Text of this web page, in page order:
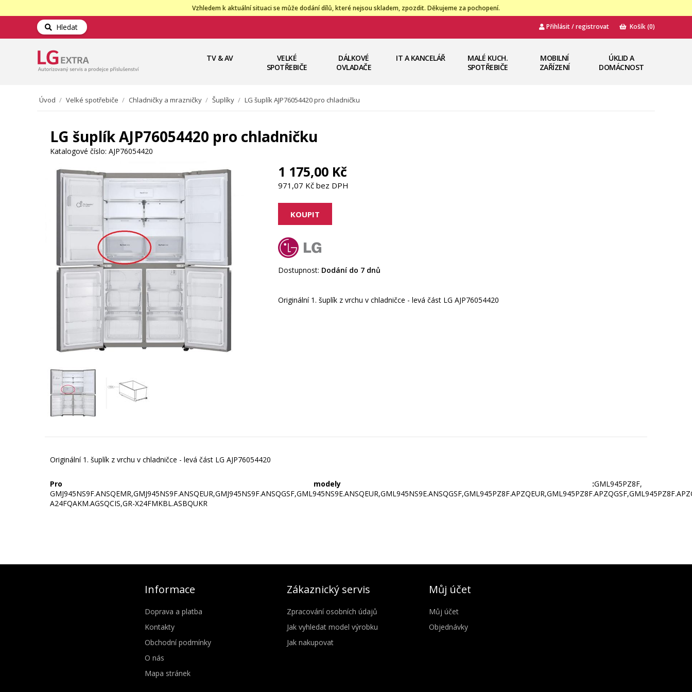
Vzhledem k aktuální situaci se může dodání dílů, které nejsou skladem, zpozdit. Děkujeme za pochopení.
Hledat Přihlásit / registrovat Košík(0)
TV & AV
VELKÉ
SPOTŘEBIČE
DÁLKOVÉ
OVLADAČE
IT A KANCELÁŘ
MALÉ KUCH.
SPOTŘEBIČE
MOBILNÍ
ZAŘÍZENÍ
ÚKLID A
DOMÁCNOST
Úvod / Velké spotřebiče / Chladničky a mrazničky / Šuplíky / LG šuplík AJP76054420 pro chladničku
LG šuplík AJP76054420 pro chladničku
Katalogové číslo: AJP76054420
1 175,00 Kč
971,07 Kč bez DPH
Dostupnost: Dodání do 7 dnů
Originální 1. šuplík z vrchu v chladničce - levá část LG AJP76054420
Pro modely :GML945PZ8F,
A24FQAKM.AGSQCIS,GR-X24FMKBL.ASBQUKR
Informace
Doprava a platba
Kontakty
Obchodní podmínky
O nás
Mapa stránek
Zákaznický servis
Zpracování osobních údajů
Jak vyhledat model výrobku
Jak nakupovat
Můj účet
Můj účet
Objednávky